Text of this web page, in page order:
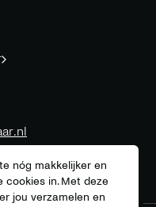
nóg makkelijker en
cookies in. Met deze
jou verzamelen en